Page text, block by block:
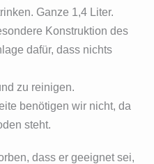
Ganze 1,4 Liter.
Konstruktion des
dafür, dass nichts
zu reinigen.
benötigen wir nicht, da
steht.
dass er geeignet sei,